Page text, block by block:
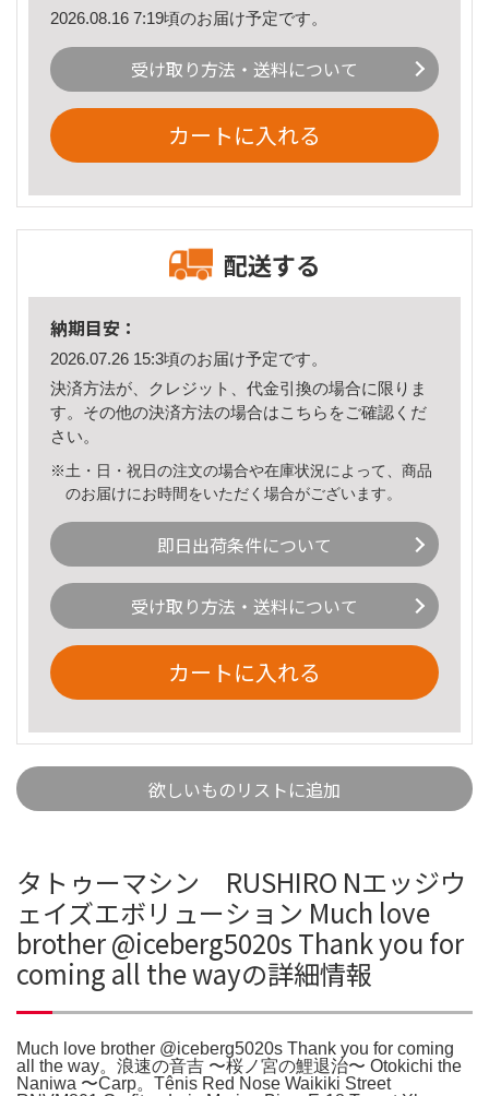
2026.08.16 7:19頃のお届け予定です。
受け取り方法・送料について
カートに入れる
配送する
納期目安：
2026.07.26 15:3頃のお届け予定です。
決済方法が、クレジット、代金引換の場合に限りま
す。その他の決済方法の場合はこちら をご確認くだ
さい。
※土・日・祝日の注文の場合や在庫状況によって、商品
のお届けにお時間をいただく場合がございます。
即日出荷条件について
受け取り方法・送料について
カートに入れる
欲しいものリストに追加
タトゥーマシン RUSHIRO Nエッジウ
ェイズエボリューション Much love
brother @iceberg5020s Thank you for
coming all the wayの詳細情報
Much love brother @iceberg5020s Thank you for coming
all the way。浪速の音吉 〜桜ノ宮の鯉退治〜 Otokichi the
Naniwa 〜Carp。Tênis Red Nose Waikiki Street